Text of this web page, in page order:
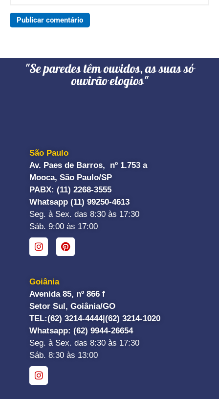
"Se paredes têm ouvidos, as suas só
ouvirão elogios"
São Paulo
Av. Paes de Barros, nº 1.753 a
Mooca, São Paulo/SP
PABX: (11) 2268-3555
Whatsapp (11) 99250-4613
Seg. à Sex. das 8:30 às 17:30
Sáb. 9:00 às 17:00
Goiânia
Avenida 85, nº 866 f
Setor Sul, Goiânia/GO
TEL:(62) 3214-4444|(62) 3214-1020
Whatsapp: (62) 9944-26654
Seg. à Sex. das 8:30 às 17:30
Sáb. 8:30 às 13:00